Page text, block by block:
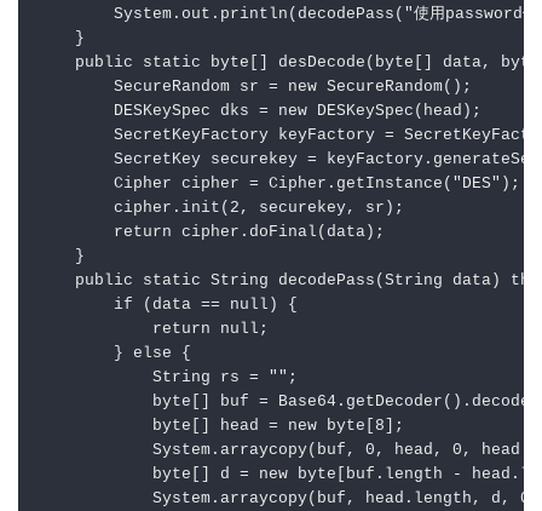
        System.out.println(decodePass(
"使用password值
    }
public
static byte [] desDecode( byte [] data, byte
SecureRandom
sr = new SecureRandom();
DESKeySpec
dks = new DESKeySpec (head);
SecretKeyFactory
keyFactory =
SecretKey
securekey =
Cipher
cipher = Cipher.getInstance( "DES" );
        cipher.init(
2 , securekey, sr);
return cipher.doFinal(data);
    }
public
static String decodePass (String data)
if (data == null ) {
return
null ;
        }
else {
String
rs = "" ;
byte [] buf =
byte [] head = new byte 8 ];
            System.arraycopy(buf,
0 , head, 0 ,
byte [] d = new byte [buf.length -
            System.arraycopy(buf, head.length, d,
0